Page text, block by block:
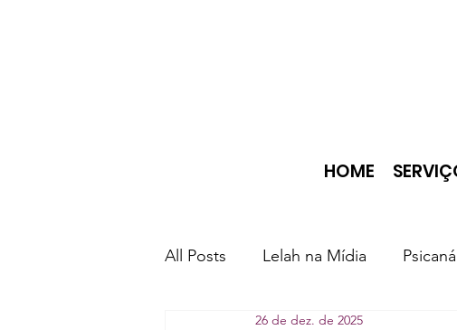
HOME
All Posts Lelah na Mídia
26 de dez. de 2025